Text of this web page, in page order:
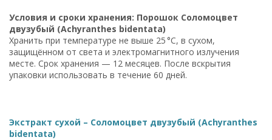
Условия и сроки хранения: Порошок Соломоцвет
двузубый (Achyranthes bidentata)
Хранить при температуре не выше 25 °C, в сухом,
защищённом от света и электромагнитного излучения
месте. Срок хранения — 12 месяцев. После вскрытия
упаковки использовать в течение 60 дней.
Экстракт сухой – Соломоцвет двузубый (Achyranthes
bidentata)